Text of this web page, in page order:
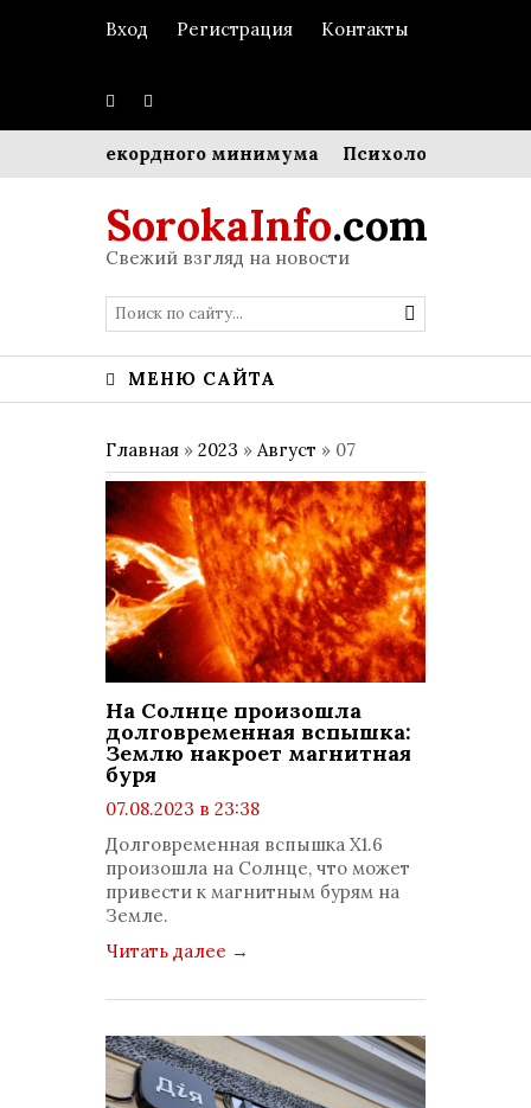
Вход Регистрация Контакты
до рекордного минимума Психология черного:
SorokaInfo.com
Свежий взгляд на новости
МЕНЮ САЙТА
Главная » 2023 » Август » 07
На Солнце произошла
долговременная вспышка:
Землю накроет магнитная
буря
07.08.2023 в 23:38
комментариев: 0
Долговременная вспышка X1.6
произошла на Солнце, что может
привести к магнитным бурям на
Земле.
Читать далее →